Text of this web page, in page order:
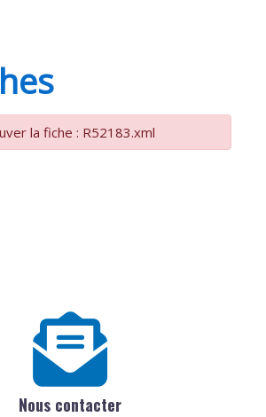
la fiche : R52183.xml
Nous contacter